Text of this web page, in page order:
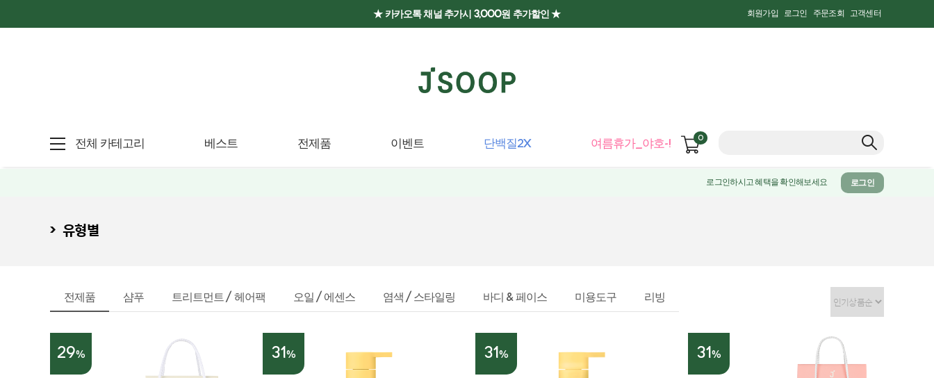
★ 카카오톡 채널 추가시 3,000원 추가할인 ★ 회원가입 로그인 주문조회 고객센터
전체 카테고리 베스트 전제품 이벤트 단백질2X 여름휴가_야호-! 0
로그인하시고 혜택을 확인해보세요 로그인
유형별
전제품 샴푸 트리트먼트 / 헤어팩 오일 / 에센스 염색 / 스타일링 바디 & 페이스 미용도구 리빙
29% 31% 31% 31%